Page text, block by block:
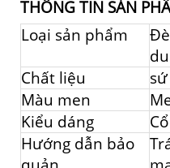
THÔNG TIN SẢN
Loại sản phẩm
Chất liệu
Màu men
Kiểu dáng
Hướng dẫn bảo